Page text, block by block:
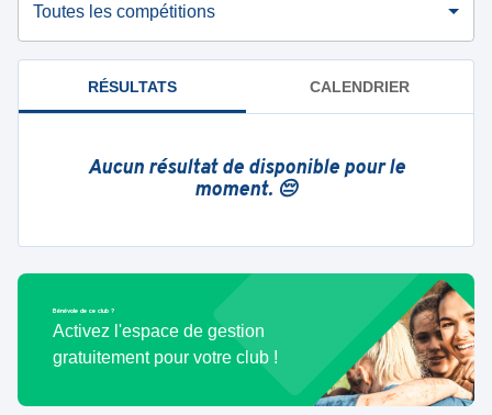
Toutes les compétitions
RÉSULTATS CALENDRIER
Aucun résultat de disponible pour le
moment. 😔
Bénévole de ce club ?
Activez l'espace de gestion
gratuitement pour votre club !